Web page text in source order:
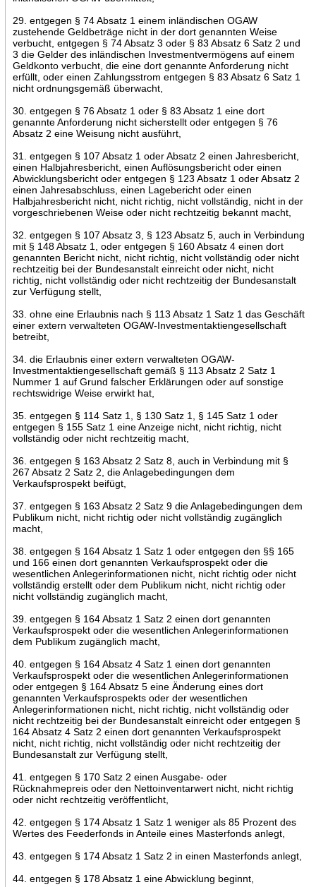
29. entgegen § 74 Absatz 1 einem inländischen OGAW
zustehende Geldbeträge nicht in der dort genannten Weise
verbucht, entgegen § 74 Absatz 3 oder § 83 Absatz 6 Satz 2 und
3 die Gelder des inländischen Investmentvermögens auf einem
Geldkonto verbucht, die eine dort genannte Anforderung nicht
erfüllt, oder einen Zahlungsstrom entgegen § 83 Absatz 6 Satz 1
nicht ordnungsgemäß überwacht,
30. entgegen § 76 Absatz 1 oder § 83 Absatz 1 eine dort
genannte Anforderung nicht sicherstellt oder entgegen § 76
Absatz 2 eine Weisung nicht ausführt,
31. entgegen § 107 Absatz 1 oder Absatz 2 einen Jahresbericht,
einen Halbjahresbericht, einen Auflösungsbericht oder einen
Abwicklungsbericht oder entgegen § 123 Absatz 1 oder Absatz 2
einen Jahresabschluss, einen Lagebericht oder einen
Halbjahresbericht nicht, nicht richtig, nicht vollständig, nicht in der
vorgeschriebenen Weise oder nicht rechtzeitig bekannt macht,
32. entgegen § 107 Absatz 3, § 123 Absatz 5, auch in Verbindung
mit § 148 Absatz 1, oder entgegen § 160 Absatz 4 einen dort
genannten Bericht nicht, nicht richtig, nicht vollständig oder nicht
rechtzeitig bei der Bundesanstalt einreicht oder nicht, nicht
richtig, nicht vollständig oder nicht rechtzeitig der Bundesanstalt
zur Verfügung stellt,
33. ohne eine Erlaubnis nach § 113 Absatz 1 Satz 1 das Geschäft
einer extern verwalteten OGAW-Investmentaktiengesellschaft
betreibt,
34. die Erlaubnis einer extern verwalteten OGAW-
Investmentaktiengesellschaft gemäß § 113 Absatz 2 Satz 1
Nummer 1 auf Grund falscher Erklärungen oder auf sonstige
rechtswidrige Weise erwirkt hat,
35. entgegen § 114 Satz 1, § 130 Satz 1, § 145 Satz 1 oder
entgegen § 155 Satz 1 eine Anzeige nicht, nicht richtig, nicht
vollständig oder nicht rechtzeitig macht,
36. entgegen § 163 Absatz 2 Satz 8, auch in Verbindung mit §
267 Absatz 2 Satz 2, die Anlagebedingungen dem
Verkaufsprospekt beifügt,
37. entgegen § 163 Absatz 2 Satz 9 die Anlagebedingungen dem
Publikum nicht, nicht richtig oder nicht vollständig zugänglich
macht,
38. entgegen § 164 Absatz 1 Satz 1 oder entgegen den §§ 165
und 166 einen dort genannten Verkaufsprospekt oder die
wesentlichen Anlegerinformationen nicht, nicht richtig oder nicht
vollständig erstellt oder dem Publikum nicht, nicht richtig oder
nicht vollständig zugänglich macht,
39. entgegen § 164 Absatz 1 Satz 2 einen dort genannten
Verkaufsprospekt oder die wesentlichen Anlegerinformationen
dem Publikum zugänglich macht,
40. entgegen § 164 Absatz 4 Satz 1 einen dort genannten
Verkaufsprospekt oder die wesentlichen Anlegerinformationen
oder entgegen § 164 Absatz 5 eine Änderung eines dort
genannten Verkaufsprospekts oder der wesentlichen
Anlegerinformationen nicht, nicht richtig, nicht vollständig oder
nicht rechtzeitig bei der Bundesanstalt einreicht oder entgegen §
164 Absatz 4 Satz 2 einen dort genannten Verkaufsprospekt
nicht, nicht richtig, nicht vollständig oder nicht rechtzeitig der
Bundesanstalt zur Verfügung stellt,
41. entgegen § 170 Satz 2 einen Ausgabe- oder
Rücknahmepreis oder den Nettoinventarwert nicht, nicht richtig
oder nicht rechtzeitig veröffentlicht,
42. entgegen § 174 Absatz 1 Satz 1 weniger als 85 Prozent des
Wertes des Feederfonds in Anteile eines Masterfonds anlegt,
43. entgegen § 174 Absatz 1 Satz 2 in einen Masterfonds anlegt,
44. entgegen § 178 Absatz 1 eine Abwicklung beginnt,